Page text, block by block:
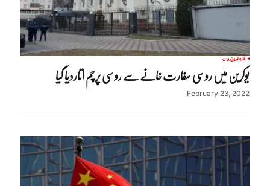
تازہ ترینروس
یوکرین میں روسی سفارت خانے سے روسی پرچم اتاردیا گیا
February 23, 2022